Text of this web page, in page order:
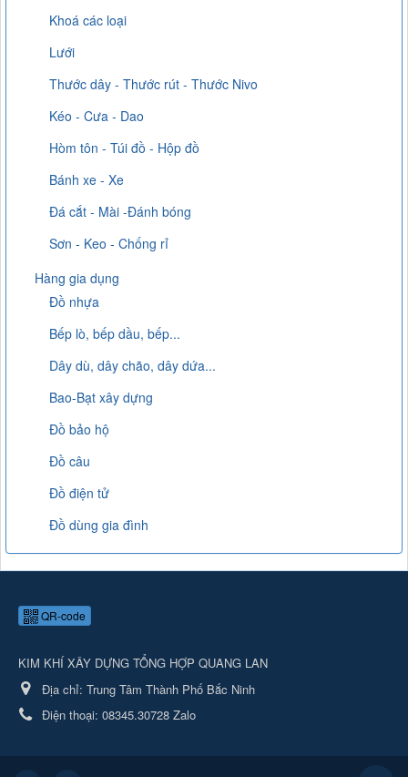
Khoá các loại
Lưới
Thước dây - Thước rút - Thước Nivo
Kéo - Cưa - Dao
Hòm tôn - Túi đồ - Hộp đồ
Bánh xe - Xe
Đá cắt - Mài -Đánh bóng
Sơn - Keo - Chống rỉ
Hàng gia dụng
Đồ nhựa
Bếp lò, bếp dầu, bếp...
Dây dù, dây chão, dây dứa...
Bao-Bạt xây dựng
Đồ bảo hộ
Đồ câu
Đồ điện tử
Đồ dùng gia đình
QR-code
KIM KHÍ XÂY DỰNG TỔNG HỢP QUANG LAN
Địa chỉ: Trung Tâm Thành Phố Bắc Ninh
Điện thoại: 08345.30728 Zalo